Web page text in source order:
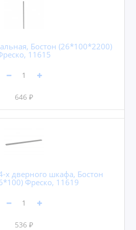
Бостон (26*100*2200)
11615
646 ₽
х дверного шкафа, Бостон
Фреско, 11619
536 ₽